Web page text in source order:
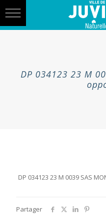
navigation
DP 034123 23 M
DP 034123 23 M 0039 SAS
Partager